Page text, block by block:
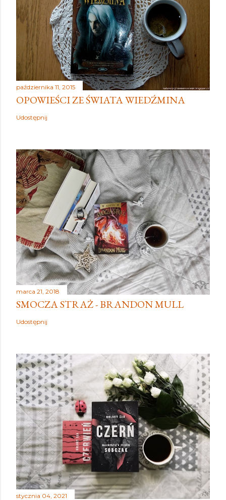
października 11, 2015
OPOWIEŚCI ZE ŚWIATA WIEDŹMINA
Udostępnij
marca 21, 2018
SMOCZA STRAŻ - BRANDON MULL
Udostępnij
stycznia 04, 2021